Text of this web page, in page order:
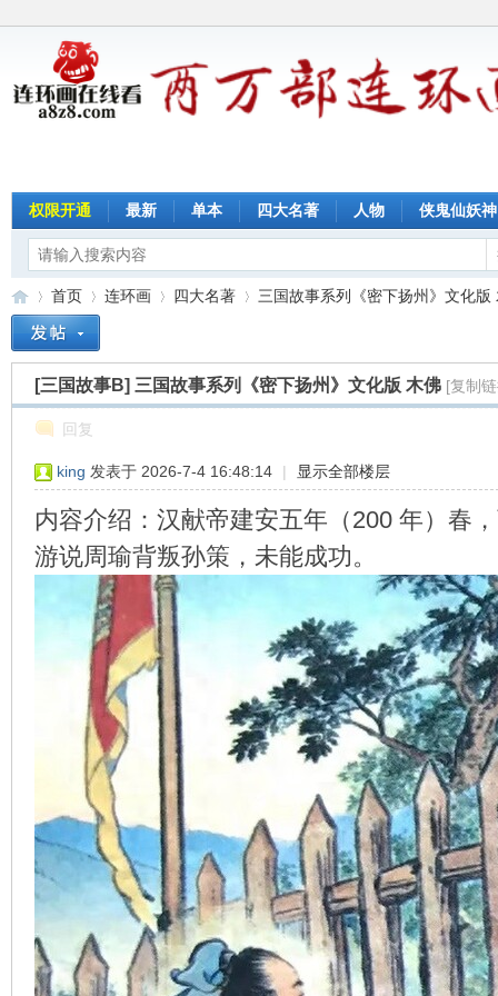
权限开通 最新 单本 四大名著 人物 侠鬼仙妖神
»
首页
›
连环画
›
四大名著
›
三国故事系列《密下扬州》文化版
[三国故事B] 三国故事系列《密下扬州》文化版 木佛 [复制
回复
king 发表于 2026-7-4 16:48:14 | 显示全部楼层
内容介绍：汉献帝建安五年（200 年）春
游说周瑜背叛孙策，未能成功。